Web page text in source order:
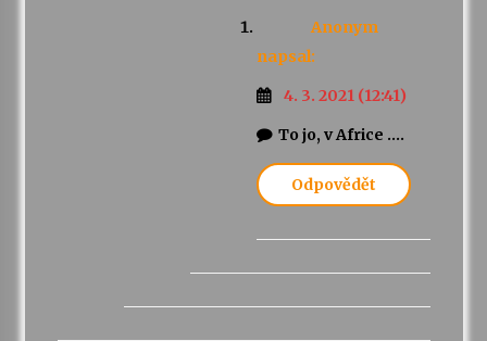
Anonym
napsal:
4. 3. 2021 (12:41)
To jo, v Africe ….
Odpovědět